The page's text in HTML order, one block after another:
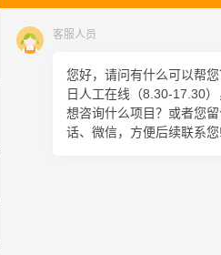
技园舜科路28号
客服人员
您好，请问有什么可以帮
日人工在线（8.30-17.30
想咨询什么项目？或者您
话、微信，方便后续联系您!